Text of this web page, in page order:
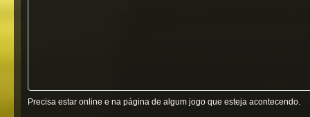
Precisa estar online e na página de algum jogo que esteja acontecendo.